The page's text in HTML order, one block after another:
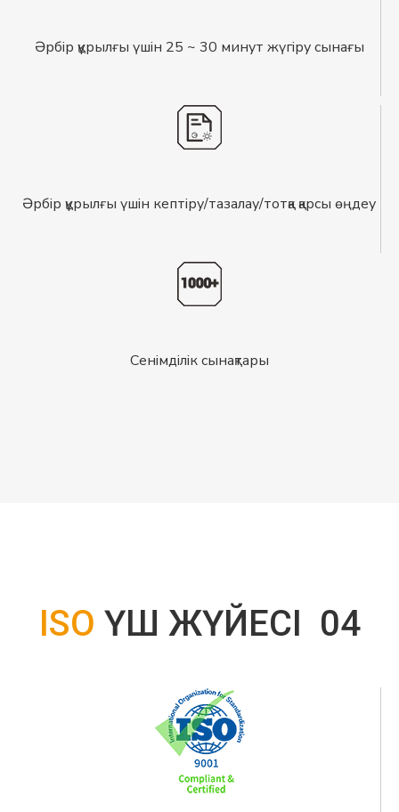
Әрбір құрылғы үшін 25 ~ 30 минут жүгіру сынағы
Әрбір құрылғы үшін кептіру/тазалау/тотқа қарсы өңдеу
Сенімділік сынақтары
04
ISO ҮШ ЖҮЙЕСІ